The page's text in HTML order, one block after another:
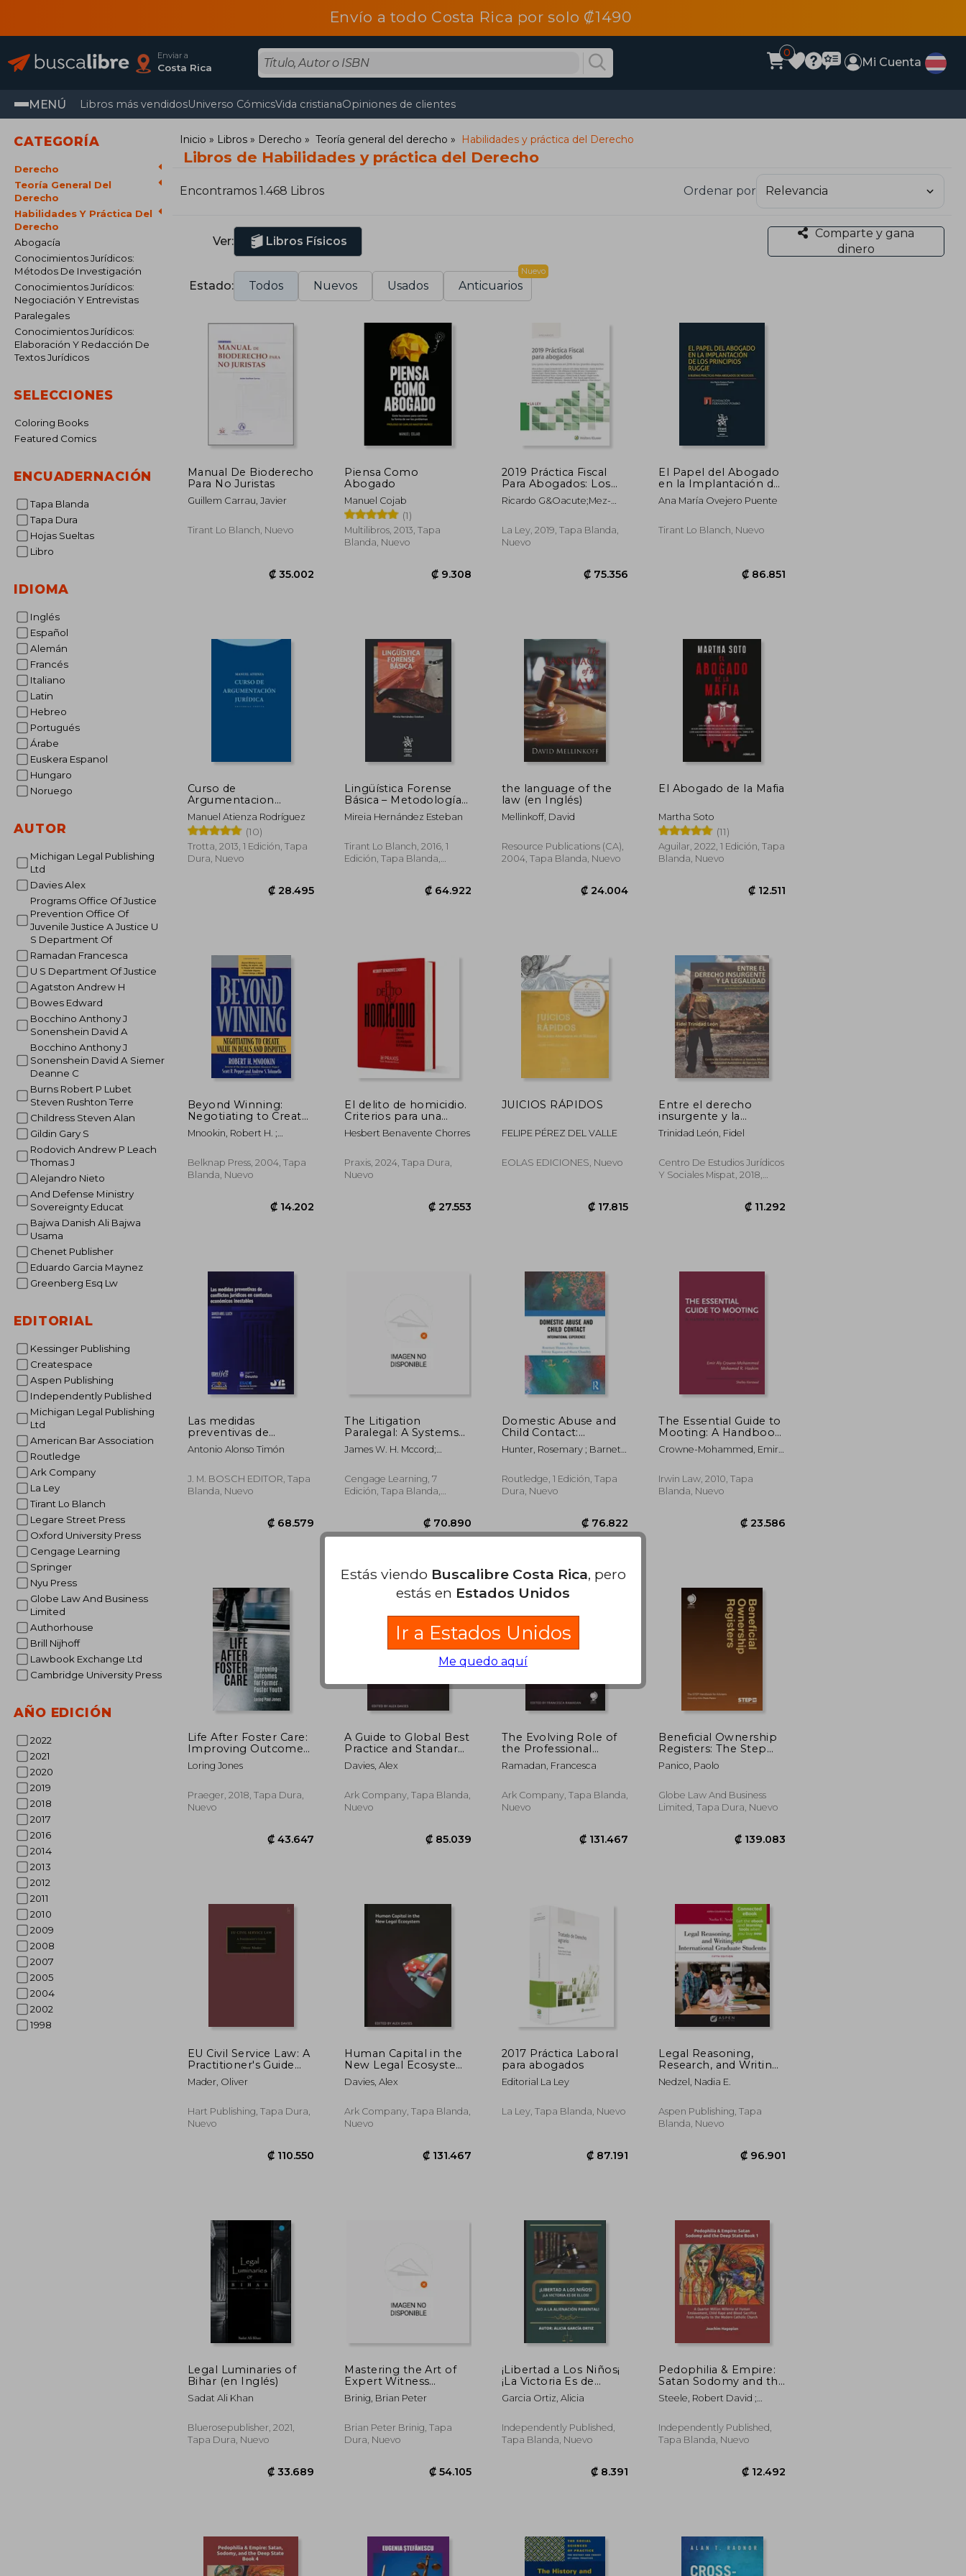
Envío a todo Costa Rica por solo ₡1490
Enviar a
Costa Rica
0
Mi Cuenta
MENÚ Libros más vendidosUniverso CómicsVida cristianaOpiniones de clientes
CATEGORÍA
Derecho
Teoría General Del
Derecho
Habilidades Y Práctica Del
Derecho
Abogacía
Conocimientos Jurídicos:
Métodos De Investigación
Conocimientos Jurídicos:
Negociación Y Entrevistas
Paralegales
Conocimientos Jurídicos:
Elaboración Y Redacción De
Textos Jurídicos
SELECCIONES
Coloring Books
Featured Comics
ENCUADERNACIÓN
Tapa Blanda
Tapa Dura
Hojas Sueltas
Libro
IDIOMA
Inglés
Español
Alemán
Francés
Italiano
Latin
Hebreo
Portugués
Árabe
Euskera Espanol
Hungaro
Noruego
AUTOR
Michigan Legal Publishing
Ltd
Davies Alex
Programs Office Of Justice
Prevention Office Of
Juvenile Justice A Justice U
S Department Of
Ramadan Francesca
U S Department Of Justice
Agatston Andrew H
Bowes Edward
Bocchino Anthony J
Sonenshein David A
Bocchino Anthony J
Sonenshein David A Siemer
Deanne C
Burns Robert P Lubet
Steven Rushton Terre
Childress Steven Alan
Gildin Gary S
Rodovich Andrew P Leach
Thomas J
Alejandro Nieto
And Defense Ministry
Sovereignty Educat
Bajwa Danish Ali Bajwa
Usama
Chenet Publisher
Eduardo Garcia Maynez
Greenberg Esq Lw
EDITORIAL
Kessinger Publishing
Createspace
Aspen Publishing
Independently Published
Michigan Legal Publishing
Ltd
American Bar Association
Routledge
Ark Company
La Ley
Tirant Lo Blanch
Legare Street Press
Oxford University Press
Cengage Learning
Springer
Nyu Press
Globe Law And Business
Limited
Authorhouse
Brill Nijhoff
Lawbook Exchange Ltd
Cambridge University Press
AÑO EDICIÓN
2022
2021
2020
2019
2018
2017
2016
2014
2013
2012
2011
2010
2009
2008
2007
2005
2004
2002
1998
Inicio Libros Derecho Teoría general del derecho Habilidades y práctica del Derecho
Libros de Habilidades y práctica del Derecho
Encontramos 1.468 Libros Ordenar por
Ver: Libros Físicos
Comparte y gana
dinero
Estado: Todos Nuevos Usados Anticuarios
Nuevo
Manual De Bioderecho
Para No Juristas
Guillem Carrau, Javier
Tirant Lo Blanch, Nuevo
Piensa Como
Abogado
Manuel Cojab
(1)
Multilibros, 2013, Tapa
Blanda, Nuevo
2019 Práctica Fiscal
Para Abogados: Los
Casos más Relevantes
en 2018 de los
Ricardo G&Oacute;Mez-
Tejada Fern&Aacute;Ndez
La Ley, 2019, Tapa Blanda,
Nuevo
₡ 75.356
El Papel del Abogado
en la Implantación de
los Principios Ruggie
Ana María Ovejero Puente
Tirant Lo Blanch, Nuevo
Curso de
Argumentacion
Juridica
Manuel Atienza Rodríguez
(10)
Trotta, 2013, 1 Edición, Tapa
Dura, Nuevo
Lingüística Forense
Básica – Metodología
para atribución de
autoría y análisis
Mireia Hernández Esteban
Tirant Lo Blanch, 2016, 1
Edición, Tapa Blanda,
₡ 64.922
the language of the
law (en Inglés)
Mellinkoff, David
Resource Publications (CA),
2004, Tapa Blanda, Nuevo
₡ 24.004
El Abogado de la Mafia
Martha Soto
(11)
Aguilar, 2022, 1 Edición, Tapa
Blanda, Nuevo
Beyond Winning:
Negotiating to Create
Value in Deals and
Disputes (en Inglés)
Mnookin, Robert H. ;
Andrew S.
Belknap Press, 2004, Tapa
Blanda, Nuevo
El delito de homicidio.
Criterios para una
imputación concreta y
su investigación en el
Hesbert Benavente Chorres
Praxis, 2024, Tapa Dura,
Nuevo
JUICIOS RÁPIDOS
FELIPE PÉREZ DEL VALLE
EOLAS EDICIONES, Nuevo
Entre el derecho
insurgente y la
legalidad. Sistema
Comunitario de
Reeducación de la
Montaña y Costa Chica
Trinidad León, Fidel
Centro De Estudios Jurídicos
Y Sociales Mispat, 2018,
Las medidas
preventivas de
conflictos jurídicos en
contextos
inestables
Antonio Alonso Timón
J. M. BOSCH EDITOR, Tapa
Blanda, Nuevo
₡ 68.579
The Litigation
Paralegal: A Systems
Approach (en Inglés)
James W. H. Mccord;
Cengage Learning, 7
Edición, Tapa Blanda,
₡ 70.890
Domestic Abuse and
Child Contact:
International
Experience (en Inglés)
Hunter, Rosemary ; Barnett,
Routledge, 1 Edición, Tapa
Dura, Nuevo
₡ 76.822
The Essential Guide to
Mooting: A Handbook
for Law Students (en
Inglés)
Crowne-Mohammed, Emir
Kierstead, Shelley
Irwin Law, 2010, Tapa
Blanda, Nuevo
Life After Foster Care:
Improving Outcomes
for Former Foster
Youth (en Inglés)
Loring Jones
Praeger, 2018, Tapa Dura,
Nuevo
A Guide to Global Best
Practice and Standards
in KM (en Inglés)
Davies, Alex
Ark Company, Tapa Blanda,
Nuevo
The Evolving Role of
the Professional
Support Lawyer (en
Inglés)
Ramadan, Francesca
Ark Company, Tapa Blanda,
Nuevo
Beneficial Ownership
Registers: The Step
Handbook for Advisers
(en Inglés)
Panico, Paolo
Globe Law And Business
Limited, Tapa Dura, Nuevo
EU Civil Service Law: A
Practitioner's Guide
(en Inglés)
Mader, Oliver
Hart Publishing, Tapa Dura,
Nuevo
₡ 110.550
Human Capital in the
New Legal Ecosystem
(en Inglés)
Davies, Alex
Ark Company, Tapa Blanda,
Nuevo
₡ 131.467
2017 Práctica Laboral
para abogados
Editorial La Ley
La Ley, Tapa Blanda, Nuevo
₡ 87.191
Legal Reasoning,
Research, and Writing
for International
Graduate Students:
(en Inglés)
Nedzel, Nadia E.
Aspen Publishing, Tapa
Blanda, Nuevo
Legal Luminaries of
Bihar (en Inglés)
Sadat Ali Khan
Bluerosepublisher, 2021,
Tapa Dura, Nuevo
Mastering the Art of
Expert Witness
Testimony (en Inglés)
Brinig, Brian Peter
Brian Peter Brinig, Tapa
Dura, Nuevo
¡Libertad a Los Niños¡
¡La Victoria Es de
Ellos!: ¡No a la
Alienación Parental
Garcia Ortiz, Alicia
Independently Published,
Tapa Blanda, Nuevo
Pedophilia & Empire:
Satan Sodomy and the
Deep State Book 1: A
Quarter Million
Enslavement, Child
Rape and Blood
Steele, Robert David ;
Joachim
Independently Published,
Tapa Blanda, Nuevo
Estás viendo Buscalibre Costa Rica, pero
estás en Estados Unidos
Ir a Estados Unidos
Me quedo aquí